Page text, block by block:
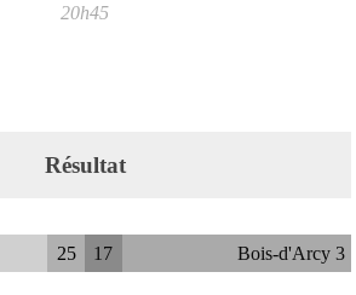
20h45
Résultat
25 17 Bois-d'Arcy 3